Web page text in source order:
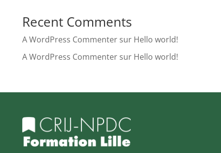
Recent Comments
A WordPress Commentersur Hello world!
A WordPress Commentersur Hello world!